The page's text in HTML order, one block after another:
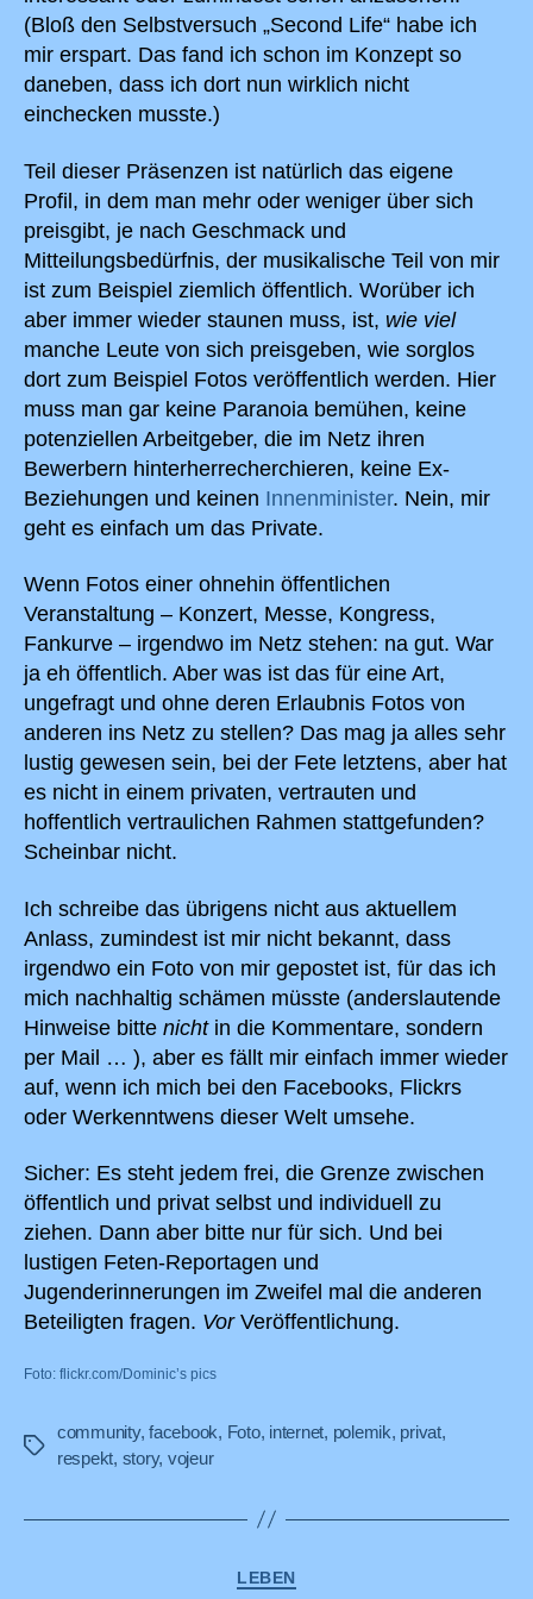
(Bloß den Selbstversuch „Second Life“ habe ich
mir erspart. Das fand ich schon im Konzept so
daneben, dass ich dort nun wirklich nicht
einchecken musste.)
Teil dieser Präsenzen ist natürlich das eigene
Profil, in dem man mehr oder weniger über sich
preisgibt, je nach Geschmack und
Mitteilungsbedürfnis, der musikalische Teil von mir
ist zum Beispiel ziemlich öffentlich. Worüber ich
aber immer wieder staunen muss, ist, wie viel
manche Leute von sich preisgeben, wie sorglos
dort zum Beispiel Fotos veröffentlich werden. Hier
muss man gar keine Paranoia bemühen, keine
potenziellen Arbeitgeber, die im Netz ihren
Bewerbern hinterherrecherchieren, keine Ex-
Beziehungen und keinen Innenminister. Nein, mir
geht es einfach um das Private.
Wenn Fotos einer ohnehin öffentlichen
Veranstaltung – Konzert, Messe, Kongress,
Fankurve – irgendwo im Netz stehen: na gut. War
ja eh öffentlich. Aber was ist das für eine Art,
ungefragt und ohne deren Erlaubnis Fotos von
anderen ins Netz zu stellen? Das mag ja alles sehr
lustig gewesen sein, bei der Fete letztens, aber hat
es nicht in einem privaten, vertrauten und
hoffentlich vertraulichen Rahmen stattgefunden?
Scheinbar nicht.
Ich schreibe das übrigens nicht aus aktuellem
Anlass, zumindest ist mir nicht bekannt, dass
irgendwo ein Foto von mir gepostet ist, für das ich
mich nachhaltig schämen müsste (anderslautende
Hinweise bitte nichtin die Kommentare, sondern
per Mail … ), aber es fällt mir einfach immer wieder
auf, wenn ich mich bei den Facebooks, Flickrs
oder Werkenntwens dieser Welt umsehe.
Sicher: Es steht jedem frei, die Grenze zwischen
öffentlich und privat selbst und individuell zu
ziehen. Dann aber bitte nur für sich. Und bei
lustigen Feten-Reportagen und
Jugenderinnerungen im Zweifel mal die anderen
Beteiligten fragen. VorVeröffentlichung.
Foto: flickr.com/Dominic’s pics
Schlagwörter
community,facebook, Foto, internet, polemik, privat,
respekt, story, vojeur
Kategorien
LEBEN